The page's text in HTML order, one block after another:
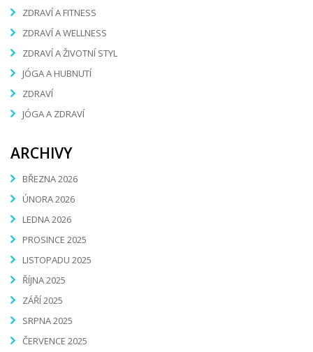
ZDRAVÍ A FITNESS
ZDRAVÍ A WELLNESS
ZDRAVÍ A ŽIVOTNÍ STYL
JÓGA A HUBNUTÍ
ZDRAVÍ
JÓGA A ZDRAVÍ
ARCHIVY
BŘEZNA 2026
ÚNORA 2026
LEDNA 2026
PROSINCE 2025
LISTOPADU 2025
ŘÍJNA 2025
ZÁŘÍ 2025
SRPNA 2025
ČERVENCE 2025